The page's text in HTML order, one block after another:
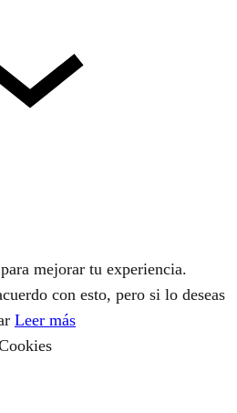
mejorar tu experiencia.
con esto, pero si lo deseas
Leer más